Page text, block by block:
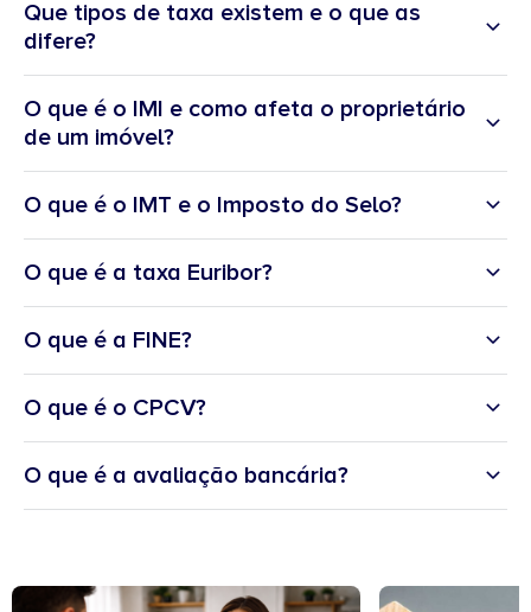
TAEG Taxa Anual Efetiva Global
Que tipos de taxa existem e o que as
difere?
Taxa fixa
Taxa mista
O que é o IMI e como afeta o proprietário
de um imóvel?
Simulador de IMI: Quanto vou
pagar de imposto?
O que é o IMT e o Imposto do Selo?
O que é a taxa Euribor?
O que é a FINE?
O que é o CPCV?
O que é a avaliação bancária?